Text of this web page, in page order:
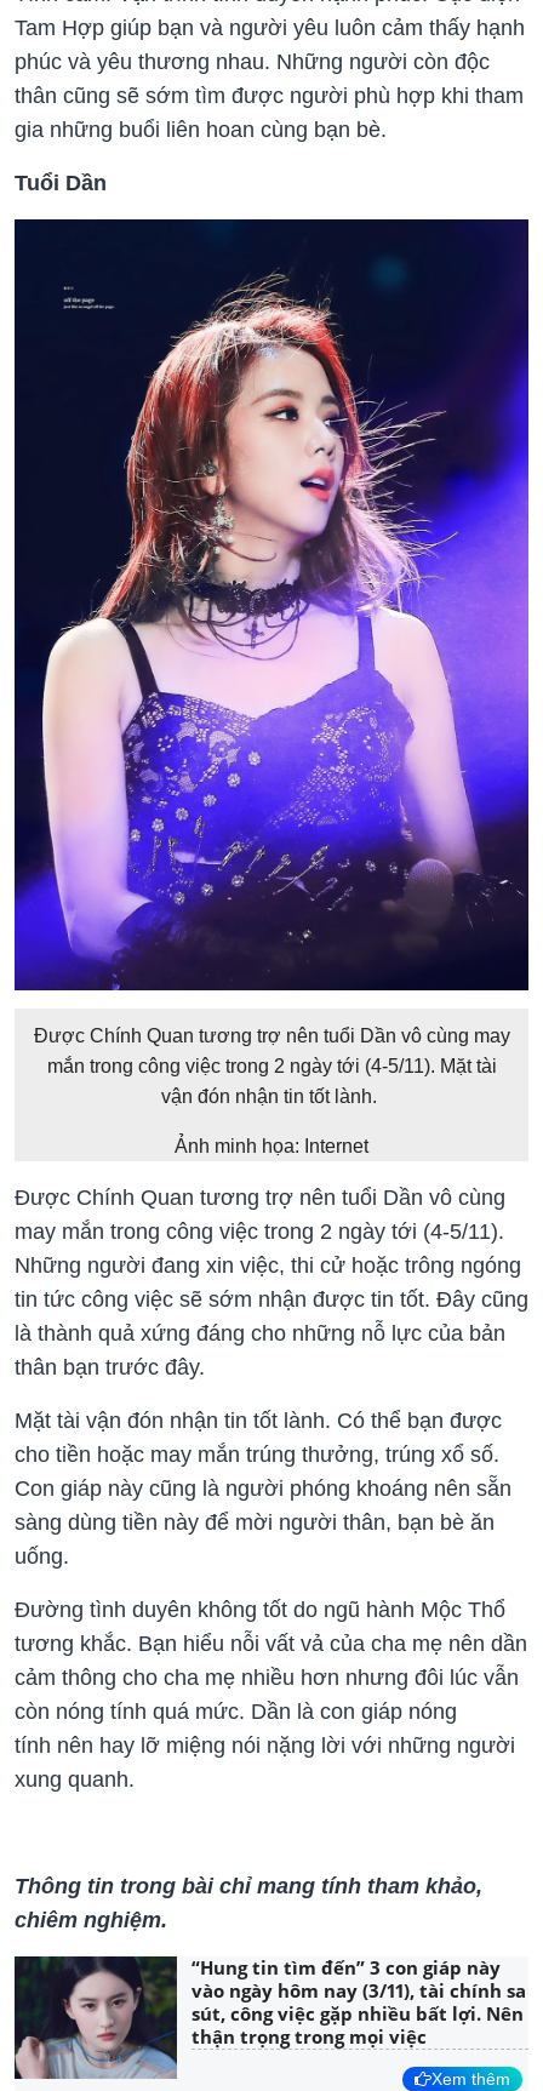
Tam Hợp giúp bạn và người yêu luôn cảm thấy hạnh
phúc và yêu thương nhau. Những người còn độc
thân cũng sẽ sớm tìm được người phù hợp khi tham
gia những buổi liên hoan cùng bạn bè.
Tuổi Dần
Được Chính Quan tương trợ nên tuổi Dần vô cùng may
mắn trong công việc trong 2 ngày tới (4-5/11). Mặt tài
vận đón nhận tin tốt lành.
Ảnh minh họa: Internet
Được Chính Quan tương trợ nên tuổi Dần vô cùng
may mắn trong công việc trong 2 ngày tới (4-5/11).
Những người đang xin việc, thi cử hoặc trông ngóng
tin tức công việc sẽ sớm nhận được tin tốt. Đây cũng
là thành quả xứng đáng cho những nỗ lực của bản
thân bạn trước đây.
Mặt tài vận đón nhận tin tốt lành. Có thể bạn được
cho tiền hoặc may mắn trúng thưởng, trúng xổ số.
Con giáp này cũng là người phóng khoáng nên sẵn
sàng dùng tiền này để mời người thân, bạn bè ăn
uống.
Đường tình duyên không tốt do ngũ hành Mộc Thổ
tương khắc. Bạn hiểu nỗi vất vả của cha mẹ nên dần
cảm thông cho cha mẹ nhiều hơn nhưng đôi lúc vẫn
còn nóng tính quá mức. Dần là con giáp nóng
tính nên hay lỡ miệng nói nặng lời với những người
xung quanh.
Thông tin trong bài chỉ mang tính tham khảo,
chiêm nghiệm.
“Hung tin tìm đến” 3 con giáp này
vào ngày hôm nay (3/11), tài chính sa
sút, công việc gặp nhiều bất lợi. Nên
thận trọng trong mọi việc
Xem thêm